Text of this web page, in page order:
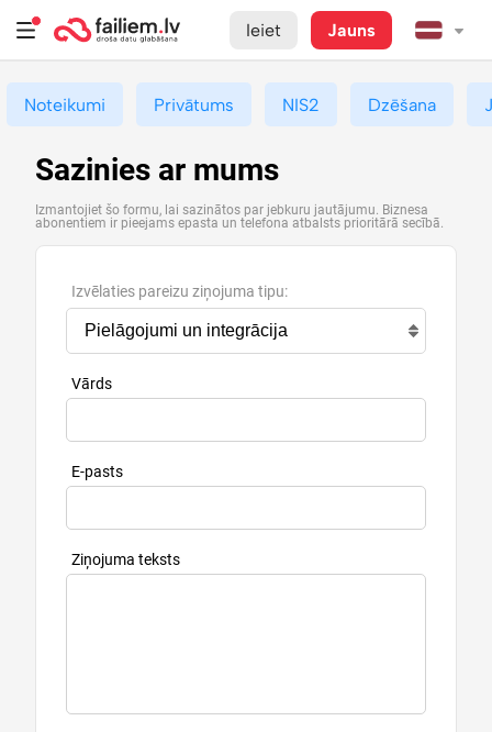
Ieiet Jauns
Noteikumi Privātums NIS2 Dzēšana
Sazinies ar mums
Izmantojiet šo formu, lai sazinātos par jebkuru jautājumu. Biznesa
abonentiem ir pieejams epasta un telefona atbalsts prioritārā secībā.
Izvēlaties pareizu ziņojuma tipu:
Vārds
E-pasts
Ziņojuma teksts